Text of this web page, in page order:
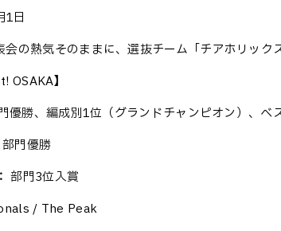
1日
会の熱気そのままに、選抜チーム「チアホリック
OSAKA】
優勝、編成別1位（グランドチャンピオン）、ベ
部門優勝
部門3位入賞
/ The Peak